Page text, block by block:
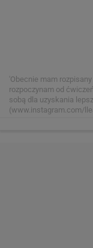
'Obecnie mam
rozpoczynam od
sobą dla uzyskania
(www.instagram.com/